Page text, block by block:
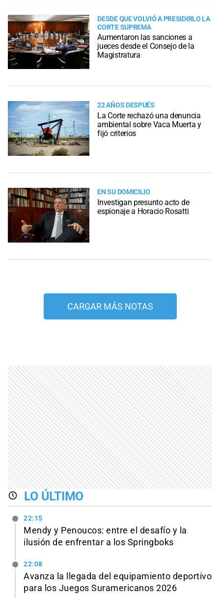
DESDE QUE VOLVIÓ A PRESIDIRLO LA
CORTE SUPREMA
Aumentaron las sanciones a
jueces desde el Consejo de la
Magistratura
22 AÑOS DESPUÉS
La Corte rechazó una denuncia
ambiental sobre Vaca Muerta y
fijó criterios
EN SU DOMICILIO
Investigan presunto acto de
espionaje a Horacio Rosatti
CARGAR MÁS NOTAS
LO ÚLTIMO
22:15
Mendy y Penoucos: entre el desafío y la
ilusión de enfrentar a los Springboks
22:08
Avanza la llegada del equipamiento deportivo
para los Juegos Suramericanos 2026